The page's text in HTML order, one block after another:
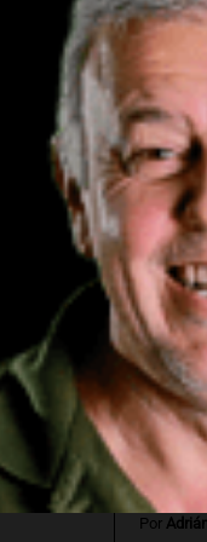
dialogó
Federal Sancor
congreso
oportunidades.
Por